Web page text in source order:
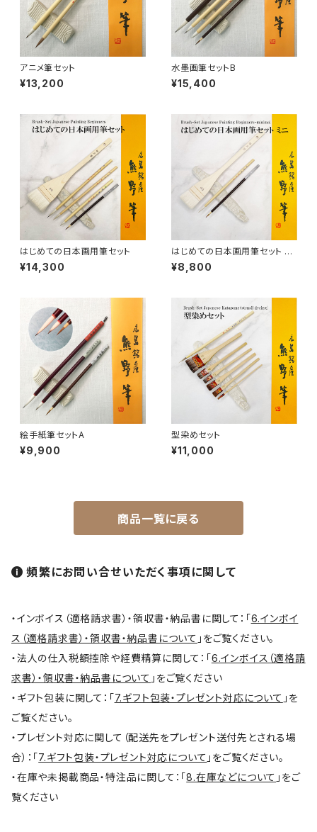
ローケツ筆 / ROUKETSU (batik)
俳画筆 / HAIGA (haiku picture)
線描筆 / SENBYO (line,outline)
付立筆 / TSUKETATEFUDE
如水 / NYOSUI (line,color)
白圭 / HAKKEI(line,color,crafts)
蒔絵筆 / MAKIE
円山筆 / Maruyama Fude
オロンピー筆 / Oronpy Fude
平筆 / Hirafude (flat brush)
連筆/Renpitsu
唐刷毛
日本画用唐刷毛
アニメ特定用途描き・特殊
陶芸 - ceramics
染色（友禅・紅型・ろうけつ他） - dyeing
暮らし・雑貨 - knickknack
料理 - cooking
版画 -prints
アニメ筆セット
¥13,200
水墨画筆セットB
¥15,400
はじめての日本画用筆セット
¥14,300
はじめての日本画用筆セット ミ
ニ
¥8,800
絵手紙筆セットA
¥9,900
型染めセット
¥11,000
商品一覧に戻る
頻繁にお問い合せいただく事項に関して
・インボイス（適格請求書）・領収書・納品書に関して：「6.インボイ
ス（適格請求書）・領収書・納品書について 」をご覧ください。
・法人の仕入税額控除や経費精算に関して：「6.インボイス（適格請
求書）・領収書・納品書について 」をご覧ください
・ギフト包装に関して：「7.ギフト包装・プレゼント対応について 」を
ご覧ください。
・プレゼント対応に関して（配送先をプレゼント送付先とされる場
合）：「7.ギフト包装・プレゼント対応について 」をご覧ください。
・在庫や未掲載商品・特注品に関して：「8.在庫などについて 」をご
覧ください